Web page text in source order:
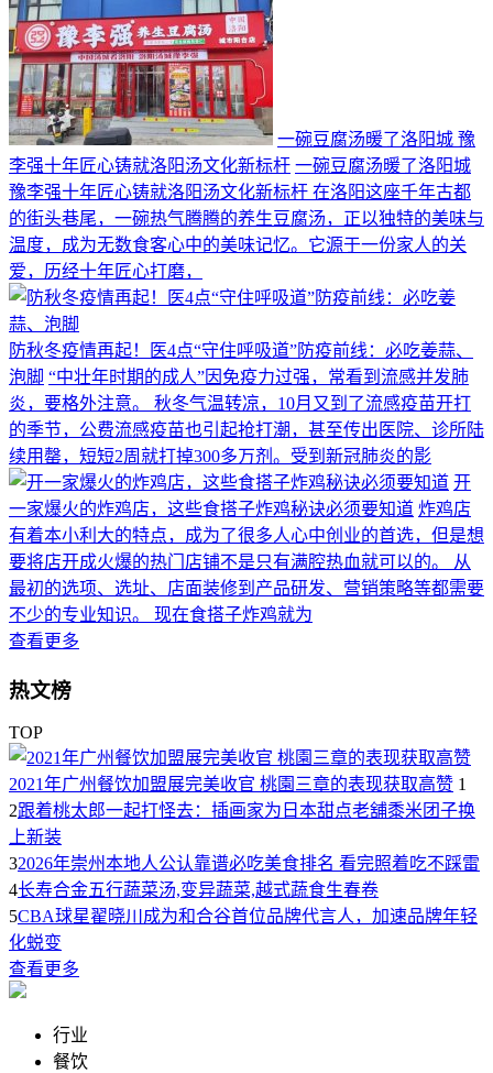
一碗豆腐汤暖了洛阳城 豫
李强十年匠心铸就洛阳汤文化新标杆 一碗豆腐汤暖了洛阳城
豫李强十年匠心铸就洛阳汤文化新标杆 在洛阳这座千年古都
的街头巷尾，一碗热气腾腾的养生豆腐汤，正以独特的美味与
温度，成为无数食客心中的美味记忆。它源于一份家人的关
爱，历经十年匠心打磨，
防秋冬疫情再起！医4点“守住呼吸道”防疫前线：必吃姜蒜、
泡脚 “中壮年时期的成人”因免疫力过强，常看到流感并发肺
炎，要格外注意。 秋冬气温转凉，10月又到了流感疫苗开打
的季节，公费流感疫苗也引起抢打潮，甚至传出医院、诊所陆
续用罄，短短2周就打掉300多万剂。受到新冠肺炎的影
开
一家爆火的炸鸡店，这些食搭子炸鸡秘诀必须要知道 炸鸡店
有着本小利大的特点，成为了很多人心中创业的首选，但是想
要将店开成火爆的热门店铺不是只有满腔热血就可以的。 从
最初的选项、选址、店面装修到产品研发、营销策略等都需要
不少的专业知识。 现在食搭子炸鸡就为
查看更多
热文榜
TOP
2021年广州餐饮加盟展完美收官 桃園三章的表现获取高赞 1
2跟着桃太郎一起打怪去：插画家为日本甜点老舖黍米团子换
上新装
32026年崇州本地人公认靠谱必吃美食排名 看完照着吃不踩雷
4长寿合金五行蔬菜汤,变异蔬菜,越式蔬食生春卷
5CBA球星翟晓川成为和合谷首位品牌代言人，加速品牌年轻
化蜕变
查看更多
行业
餐饮